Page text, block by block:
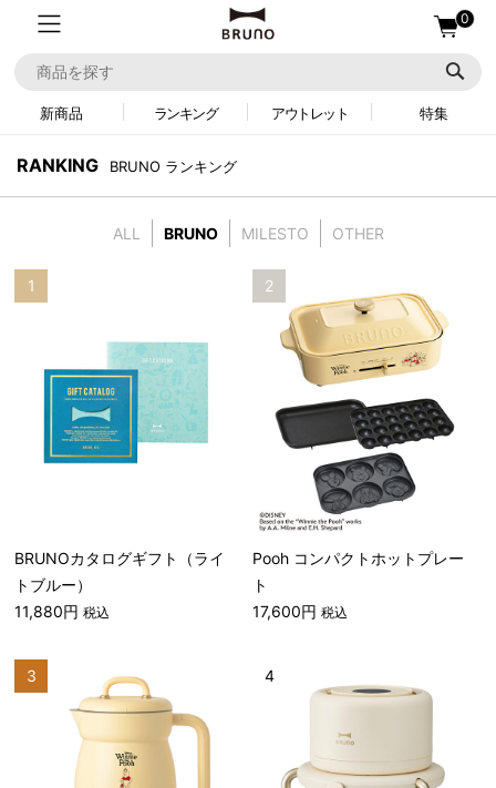
0
新商品 ランキング アウトレット 特集
RANKING BRUNO ランキング
ALL BRUNO MILESTO OTHER
BRUNOカタログギフト（ライ
トブルー）
11,880円税込
1
Pooh コンパクトホットプレー
ト
17,600円税込
2
3 4